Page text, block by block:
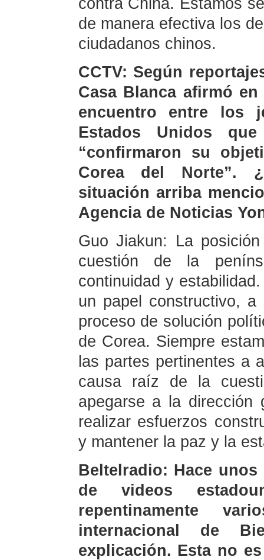
contra China. Estamos
de manera efectiva los
ciudadanos chinos.
CCTV: Según
Casa Blanca afirmó
encuentro entre los
Estados Unidos
“confirmaron su
Corea del Norte”.
situación arriba
Agencia de Noticias
Guo Jiakun: La
cuestión de la
continuidad y
un papel constructivo,
proceso de solución
de Corea. Siempre
las partes pertinentes a
causa raíz de la
apegarse a la dirección
realizar esfuerzos
y mantener la paz y la
Beltelradio: Hace
de videos
repentinamente
internacional de
explicación. Esta no